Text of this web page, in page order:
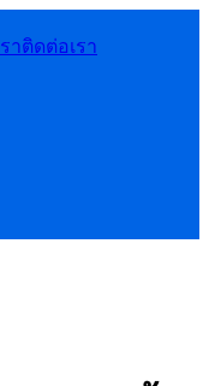
าติดต่อเรา